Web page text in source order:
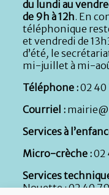
du lundi au
de 9h à 12h. En
téléphonique
et vendredi de
d’été, le
mi-juillet à mi-
Téléphone :02 40
Courriel :
Services à
Micro-crèche :02
Services
Nouette : 02 40